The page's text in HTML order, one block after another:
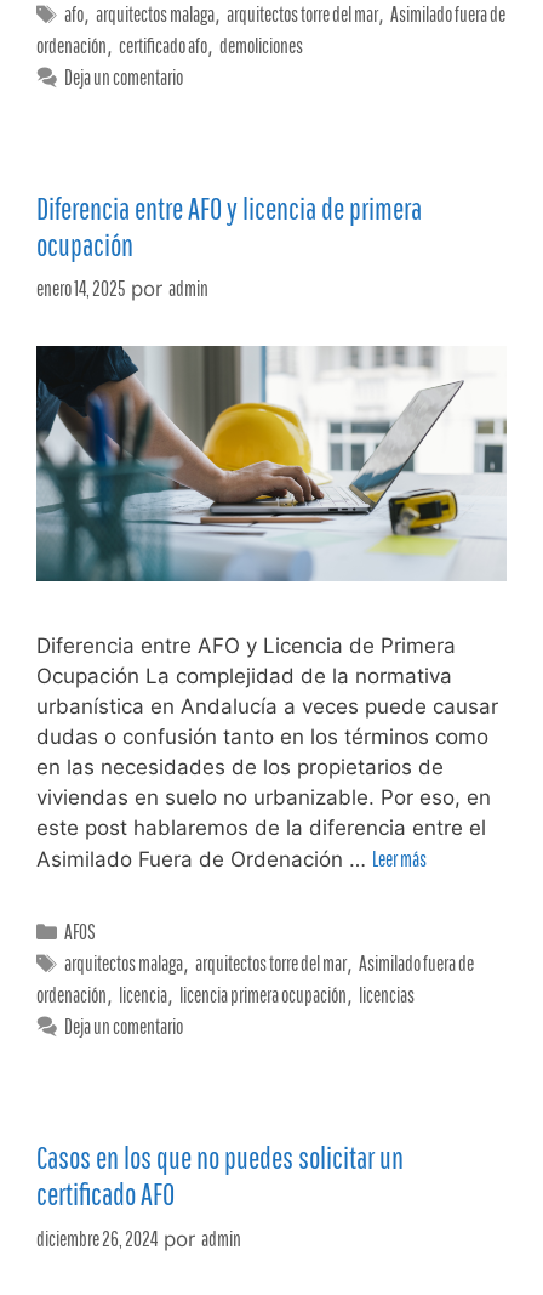
afo,arquitectos malaga,arquitectos torre del mar,Asimilado fuera de
ordenación, certificado afo, demoliciones
Deja un comentario
Diferencia entre AFO y licencia de primera
ocupación
enero 14, 2025 por admin
Diferencia entre AFO y Licencia de Primera
Ocupación La complejidad de la normativa
urbanística en Andalucía a veces puede causar
dudas o confusión tanto en los términos como
en las necesidades de los propietarios de
viviendas en suelo no urbanizable. Por eso, en
este post hablaremos de la diferencia entre el
Asimilado Fuera de Ordenación … Leer más
AFOS
arquitectos malaga,arquitectos torre del mar,Asimilado fuera de
ordenación, licencia, licencia primera ocupación, licencias
Deja un comentario
Casos en los que no puedes solicitar un
certificado AFO
diciembre 26, 2024 por admin